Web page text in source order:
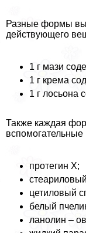
Разные формы
действующего
1 г мази
1 г крема
1 г лосьона
Также каждая
протегин Х;
цетиловый
белый
ланолин –